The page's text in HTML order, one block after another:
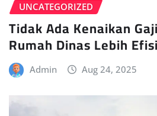
UNCATEGORIZED
Tidak Ada Kenaikan
Rumah Dinas Lebih
Admin Aug 24, 2025